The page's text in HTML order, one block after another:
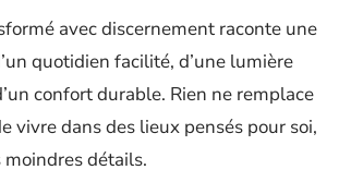
avec discernement raconte une
quotidien facilité, d’une lumière
confort durable. Rien ne remplace
vivre dans des lieux pensés pour soi,
détails.